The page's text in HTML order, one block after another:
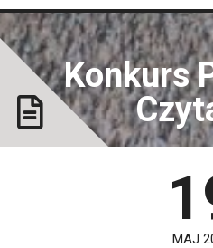
Konkurs
MAJ